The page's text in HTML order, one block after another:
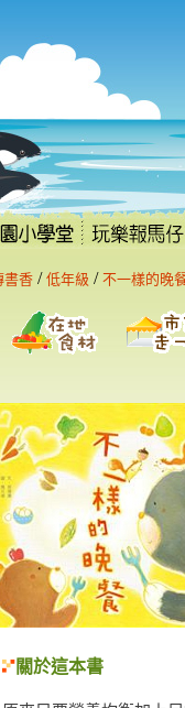
書香 / 低年級 / 不一樣的晚
關於這本書